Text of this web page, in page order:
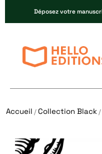
Déposez votre
Accueil /Collection Black/